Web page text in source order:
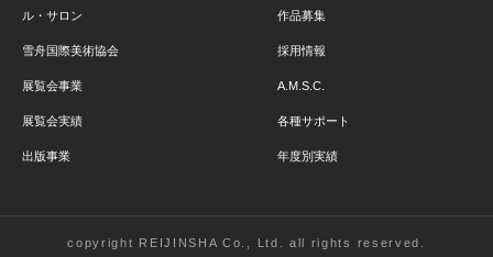
ル・サロン
雪舟国際美術協会
展覧会事業
展覧会実績
出版事業
作品募集
採用情報
A.M.S.C.
各種サポート
年度別実績
copyright REIJINSHA Co., Ltd. all rights reserved.